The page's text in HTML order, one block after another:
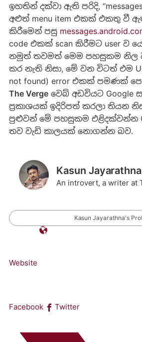
ඉහතින් දක්වා ඇති පරිදි,
අළුත් menu item එකක් එකතු වී
කිරීමෙන් පසු
code එකක් scan කිරීමට user ව
නමුත් තවමත් මෙම පහසුකම නිල
කර නැති නිසා, මේ වන විටත් එම
not found) error එකක් පමණක්
The Vergeවෙබ් අඩවියට Google
ප්‍රකාශයක් ඉදිරිපත් කරලා තියන
පුළුවන් මේ පහසුකම එළිදක්වන්න
තව වැඩි කාලයක් නොගන්න බව.
Kasun Jayarathna
An introvert, a writer at
Kasun Jayarathna's
Website
Facebook Twitter